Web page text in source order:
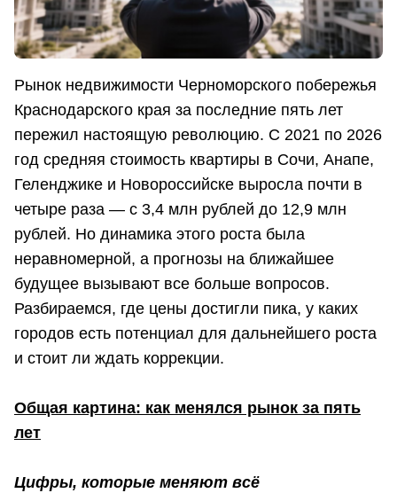
Рынок недвижимости Черноморского побережья
Краснодарского края за последние пять лет
пережил настоящую революцию. С 2021 по 2026
год средняя стоимость квартиры в Сочи, Анапе,
Геленджике и Новороссийске выросла почти в
четыре раза — с 3,4 млн рублей до 12,9 млн
рублей. Но динамика этого роста была
неравномерной, а прогнозы на ближайшее
будущее вызывают все больше вопросов.
Разбираемся, где цены достигли пика, у каких
городов есть потенциал для дальнейшего роста
и стоит ли ждать коррекции.
Общая картина: как менялся рынок за пять
лет
Цифры, которые меняют всё